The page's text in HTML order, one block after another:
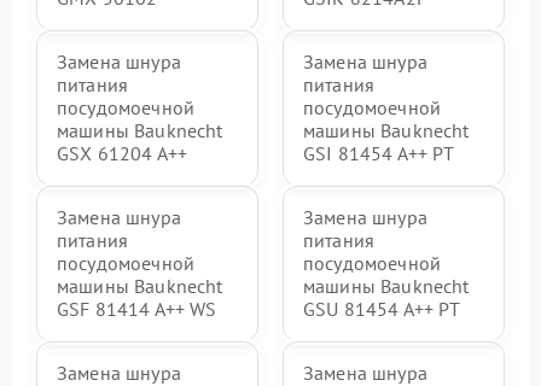
Замена шнура
питания
посудомоечной
машины Bauknecht
GSX 61204 A++
Замена шнура
питания
посудомоечной
машины Bauknecht
GSI 81454 A++ PT
Замена шнура
питания
посудомоечной
машины Bauknecht
GSF 81414 A++ WS
Замена шнура
питания
посудомоечной
машины Bauknecht
GSU 81454 A++ PT
Замена шнура
Замена шнура